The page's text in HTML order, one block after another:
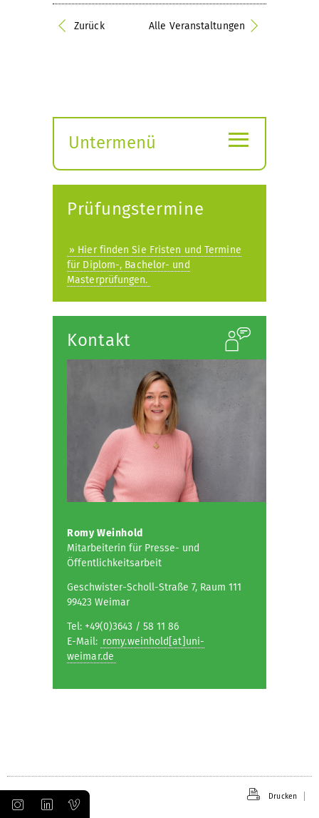
Zurück Alle Veranstaltungen
Untermenü
öffnen
≡
Prüfungstermine
» Hier finden Sie Fristen und Termine
für Diplom-, Bachelor- und
Masterprüfungen.
Kontakt
Romy Weinhold
Mitarbeiterin für Presse- und
Öffentlichkeitsarbeit
Geschwister-Scholl-Straße 7, Raum 111
99423 Weimar
Tel: +49(0)3643 / 58 11 86
E-Mail: romy.weinhold[at]uni-
weimar.de
Drucken